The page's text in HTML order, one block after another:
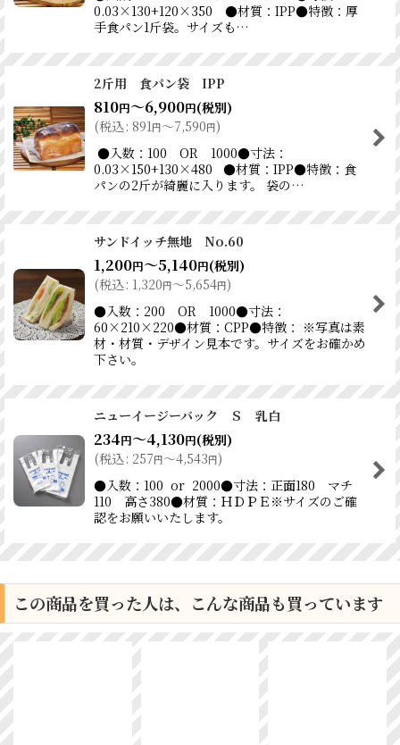
0.03×130+120×350 ●材質：IPP●特徴：厚
手食パン1斤袋。サイズも…
2斤用 食パン袋 IPP
810円～6,900円(税別)
(税込: 891 円～7,590円)
●入数：100 OR 1000●寸法：
0.03×150+130×480 ●材質：IPP●特徴：食
パンの2斤が綺麗に入ります。 袋の…
サンドイッチ無地 No.60
1,200円～5,140円(税別)
(税込: 1,320円～5,654円)
●入数：200 OR 1000●寸法：
60×210×220●材質：CPP●特徴： ※写真は素
材・材質・デザイン見本です。サイズをお確かめ
下さい。
ニューイージーバック Ｓ 乳白
234円～4,130円(税別)
(税込: 257円～4,543円)
●入数：100 or 2000●寸法：正面180 マチ
110 高さ380●材質：ＨＤＰＥ※サイズのご確
認をお願いいたします。
この商品を買った人は、こんな商品も買っています